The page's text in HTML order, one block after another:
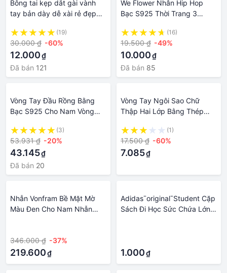
Bông tai kẹp dắt gài vành
tay bản dày dễ xài rẻ đẹp
quốc phụ kiện trang sức
dành cho unisex nam nữ
(19)
30.000 ₫ -60%
12.000₫
Đã bán 121
We Flower Nhẫn Hip Hop
Bạc S925 Thời Trang 3
Ngầu Phong Cách Punk Cho
Nam Nữ Trang Sức Trang Trí
Ngón Tay
(16)
19.500 ₫ -49%
10.000₫
Đã bán 85
Vòng Tay Đầu Rồng Bằng
Bạc S925 Cho Nam Vòng
Hợp Kim Mới Trang Sức Liên
Kết Tay
(3)
53.931 ₫ -20%
43.145₫
Đã bán 20
Vòng Tay Ngôi Sao Chữ
Thập Hai Lớp Bằng Thép
Retro Gió Mát Thời Trang Xu
Hướng Instagram Cho Nam
Nữ
(1)
17.500 ₫ -60%
7.085₫
Nhẫn Vonfram Bề Mặt Mờ
Màu Đen Cho Nam Nhẫn
346.000 ₫ -37%
219.600₫
AdidasˉoriginalˉStudent Cặp
Sách Đi Học Sức Chứa Lớn
1.000₫